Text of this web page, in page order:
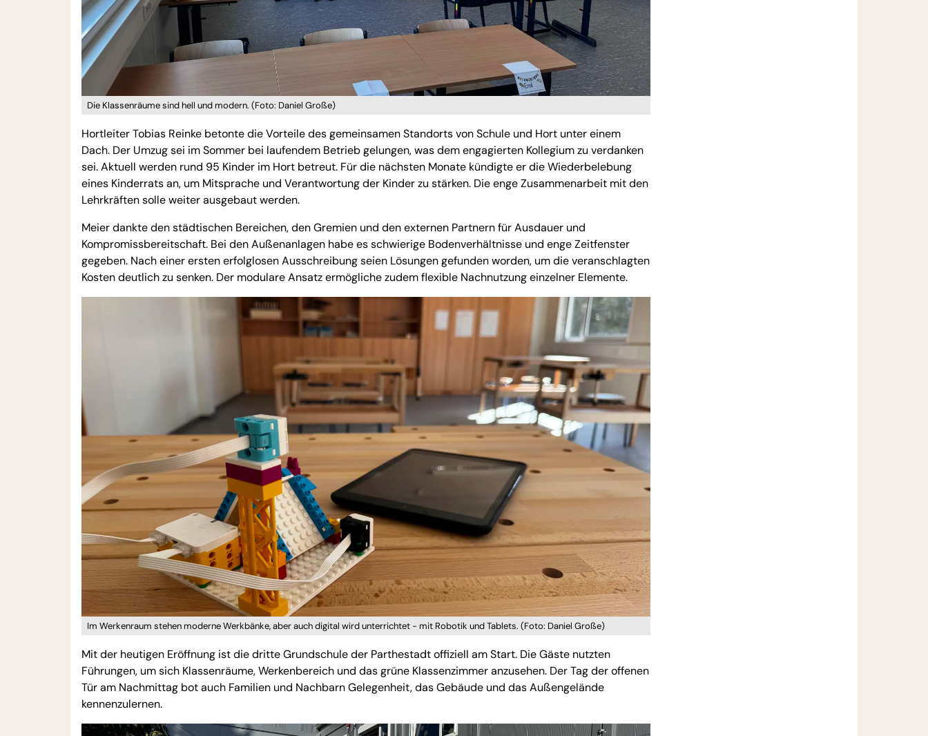
Die Klassenräume sind hell und modern. (Foto: Daniel Große)
Hortleiter Tobias Reinke betonte die Vorteile des gemeinsamen Standorts von Schule und Hort unter einem
Dach. Der Umzug sei im Sommer bei laufendem Betrieb gelungen, was dem engagierten Kollegium zu verdanken
sei. Aktuell werden rund 95 Kinder im Hort betreut. Für die nächsten Monate kündigte er die Wiederbelebung
eines Kinderrats an, um Mitsprache und Verantwortung der Kinder zu stärken. Die enge Zusammenarbeit mit den
Lehrkräften solle weiter ausgebaut werden.
Meier dankte den städtischen Bereichen, den Gremien und den externen Partnern für Ausdauer und
Kompromissbereitschaft. Bei den Außenanlagen habe es schwierige Bodenverhältnisse und enge Zeitfenster
gegeben. Nach einer ersten erfolglosen Ausschreibung seien Lösungen gefunden worden, um die veranschlagten
Kosten deutlich zu senken. Der modulare Ansatz ermögliche zudem flexible Nachnutzung einzelner Elemente.
Im Werkenraum stehen moderne Werkbänke, aber auch digital wird unterrichtet - mit Robotik und Tablets. (Foto: Daniel Große)
Mit der heutigen Eröffnung ist die dritte Grundschule der Parthestadt offiziell am Start. Die Gäste nutzten
Führungen, um sich Klassenräume, Werkenbereich und das grüne Klassenzimmer anzusehen. Der Tag der offenen
Tür am Nachmittag bot auch Familien und Nachbarn Gelegenheit, das Gebäude und das Außengelände
kennenzulernen.